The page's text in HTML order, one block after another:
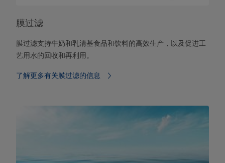
膜过滤
膜过滤支持牛奶和乳清基食品和饮料的高效生产，以及促进工
艺用水的回收和再利用。
了解更多有关膜过滤的信息